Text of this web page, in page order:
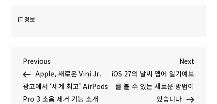
IT 정보
글
탐
P
r
e
v
Previous
Apple, 새로운 Vini Jr.
광고에서 ‘세계 최고’ AirPods
Pro 3 소음 제거 기능 소개
N
e
t
Next
iOS 27의 날씨 앱에 일기예보
를 볼 수 있는 새로운 방법이
있습니다